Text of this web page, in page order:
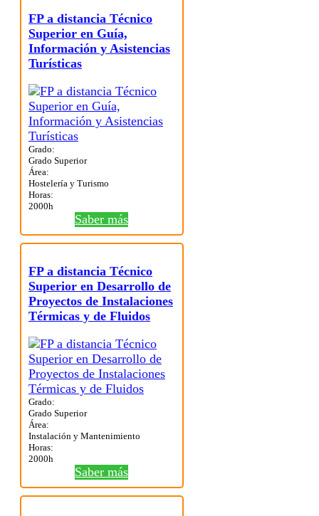
FP a distancia Técnico
Superior en Guía,
Información y Asistencias
Turísticas
Grado:
Grado Superior
Área:
Hostelería y Turismo
Horas:
2000h
Saber más
FP a distancia Técnico
Superior en Desarrollo de
Proyectos de Instalaciones
Térmicas y de Fluidos
Grado:
Grado Superior
Área:
Instalación y Mantenimiento
Horas:
2000h
Saber más